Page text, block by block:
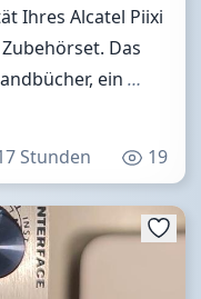
Ihres Alcatel Piixi
Das
ein …
Stunden 19